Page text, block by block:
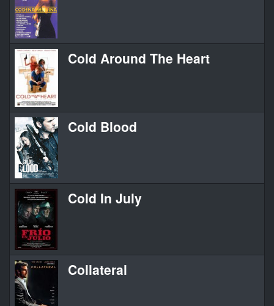
Cold Around The Heart
Cold Blood
Cold In July
Collateral